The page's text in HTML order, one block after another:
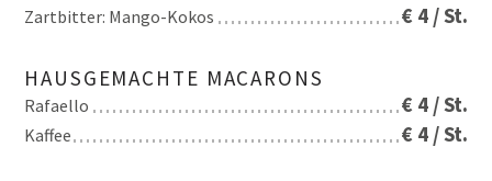
Zartbitter: Mango-Kokos € 4 / St.
HAUSGEMACHTE MACARONS
Rafaello € 4 / St.
Kaffee € 4 / St.